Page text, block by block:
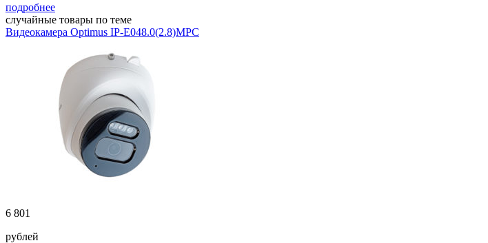
подробнее
случайные товары по теме
Видеокамера Optimus IP-E048.0(2.8)MPC
6 801
рублей